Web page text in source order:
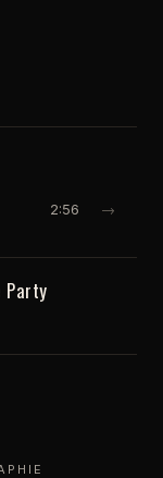
2:56 →
Party